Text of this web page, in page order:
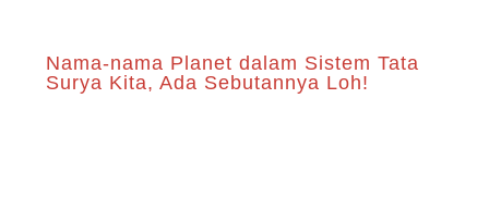
Nama-nama Planet dalam Sistem Tata
Surya Kita, Ada Sebutannya Loh!